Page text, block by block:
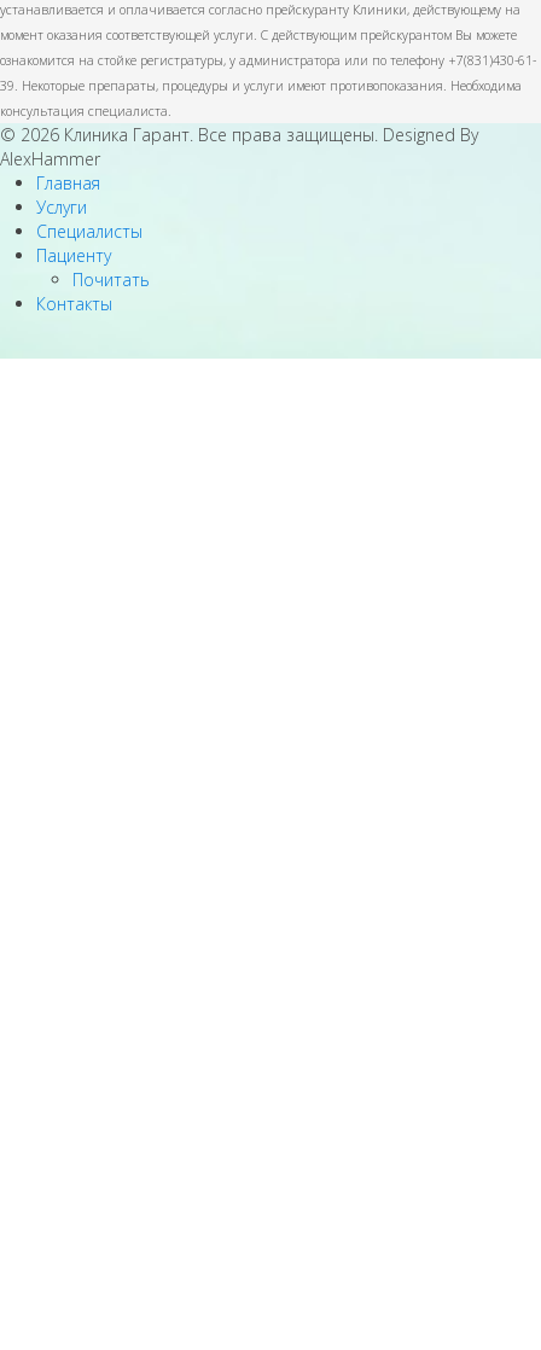
устанавливается и оплачивается согласно прейскуранту Клиники, действующему на
момент оказания соответствующей услуги. С действующим прейскурантом Вы можете
ознакомится на стойке регистратуры, у администратора или по телефону +7(831)430-61-
39. Некоторые препараты, процедуры и услуги имеют противопоказания. Необходима
консультация специалиста.
© 2026 Клиника Гарант. Все права защищены. Designed By
AlexHammer
Главная
Услуги
Специалисты
Пациенту
Почитать
Контакты